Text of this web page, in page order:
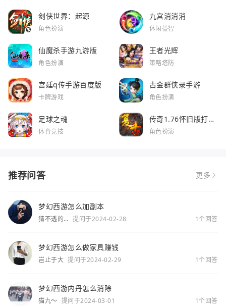
剑侠世界：起源
角色扮演
九宫消消消
休闲益智
仙魔杀手游九游版
角色扮演
王者光辉
策略塔防
宫廷q传手游百度版
卡牌游戏
古金群侠录手游
角色扮演
足球之魂
体育竞技
传奇1.76怀旧版打金
服
角色扮演
推荐问答 更多
梦幻西游怎么加副本
猜不透的
提问于2024-02-28 1个回答
梦幻西游怎么做家具赚钱
岂止于大 提问于2024-02-29 1个回答
梦幻西游内丹怎么消除
猫九～ 提问于2024-03-01 1个回答